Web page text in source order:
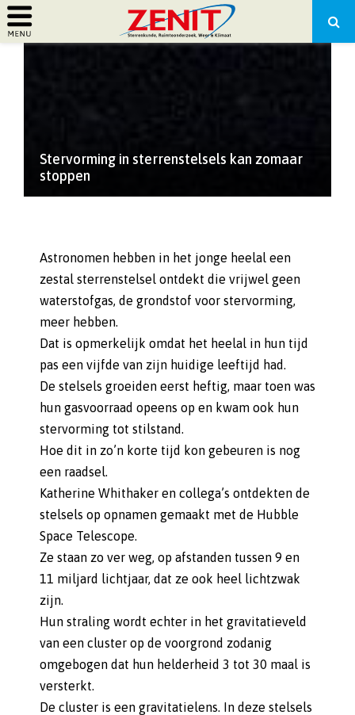
PRIMARY
Stervorming in sterrenstelsels kan zomaar
stoppen
Astronomen hebben in het jonge heelal een
zestal sterrenstelsel ontdekt die vrijwel geen
waterstofgas, de grondstof voor stervorming,
meer hebben.
Dat is opmerkelijk omdat het heelal in hun tijd
pas een vijfde van zijn huidige leeftijd had.
De stelsels groeiden eerst heftig, maar toen was
hun gasvoorraad opeens op en kwam ook hun
stervorming tot stilstand.
Hoe dit in zo’n korte tijd kon gebeuren is nog
een raadsel.
Katherine Whithaker en collega’s ontdekten de
stelsels op opnamen gemaakt met de Hubble
Space Telescope.
Ze staan zo ver weg, op afstanden tussen 9 en
11 miljard lichtjaar, dat ze ook heel lichtzwak
zijn.
Hun straling wordt echter in het gravitatieveld
van een cluster op de voorgrond zodanig
omgebogen dat hun helderheid 3 tot 30 maal is
versterkt.
De cluster is een gravitatielens. In deze stelsels